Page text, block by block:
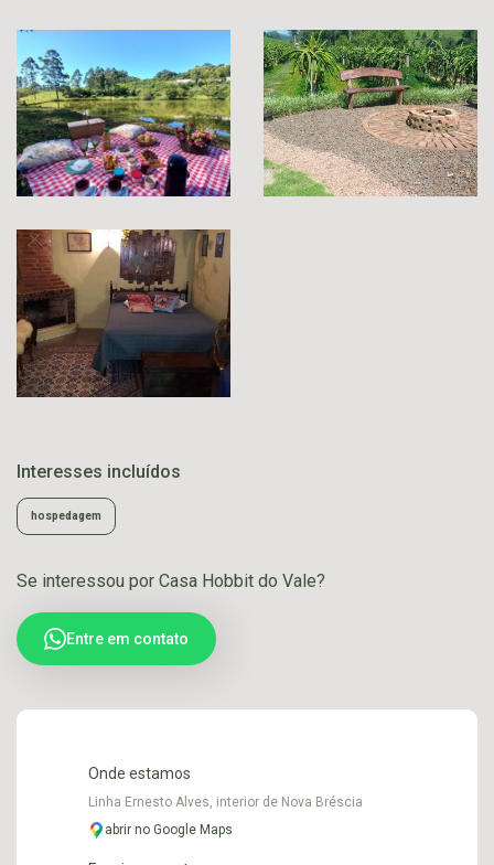
Interesses incluídos
hospedagem
Se interessou por Casa Hobbit do Vale?
Entre em contato
Onde estamos
Linha Ernesto Alves, interior de Nova Bréscia
abrir no Google Maps